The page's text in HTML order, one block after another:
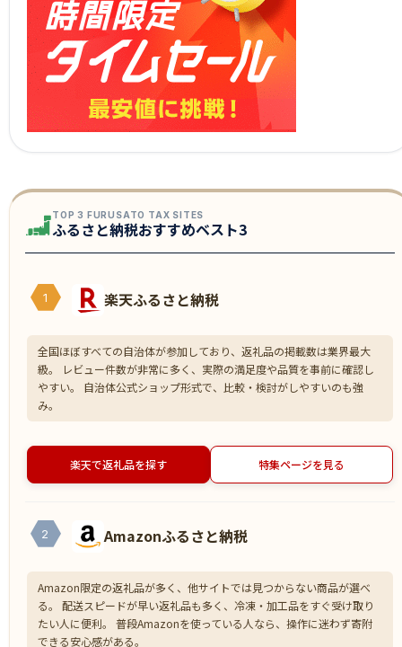
TOP 3 FURUSATO TAX SITES
ふるさと納税おすすめベスト3
1 楽天ふるさと納税
全国ほぼすべての自治体が参加しており、返礼品の掲載数は業界最大
級。 レビュー件数が非常に多く、実際の満足度や品質を事前に確認し
やすい。 自治体公式ショップ形式で、比較・検討がしやすいのも強
み。
楽天で返礼品を探す 特集ページを見る
2 Amazonふるさと納税
Amazon限定の返礼品が多く、他サイトでは見つからない商品が選べ
る。 配送スピードが早い返礼品も多く、冷凍・加工品をすぐ受け取り
たい人に便利。 普段Amazonを使っている人なら、操作に迷わず寄附
できる安心感がある。